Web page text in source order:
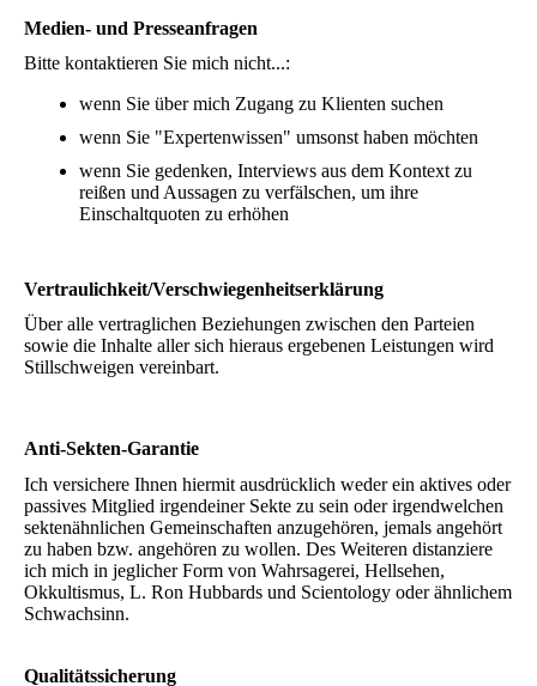
Medien- und Presseanfragen
Bitte kontaktieren Sie mich nicht...:
wenn Sie über mich Zugang zu Klienten suchen
wenn Sie "Expertenwissen" umsonst haben möchten
wenn Sie gedenken, Interviews aus dem Kontext zu
reißen und Aussagen zu verfälschen, um ihre
Einschaltquoten zu erhöhen
Vertraulichkeit/Verschwiegenheitserklärung
Über alle vertraglichen Beziehungen zwischen den Parteien
sowie die Inhalte aller sich hieraus ergebenen Leistungen wird
Stillschweigen vereinbart.
Anti-Sekten-Garantie
Ich versichere Ihnen hiermit ausdrücklich weder ein aktives oder
passives Mitglied irgendeiner Sekte zu sein oder irgendwelchen
sektenähnlichen Gemeinschaften anzugehören, jemals angehört
zu haben bzw. angehören zu wollen. Des Weiteren distanziere
ich mich in jeglicher Form von Wahrsagerei, Hellsehen,
Okkultismus, L. Ron Hubbards und Scientology oder ähnlichem
Schwachsinn.
Qualitätssicherung